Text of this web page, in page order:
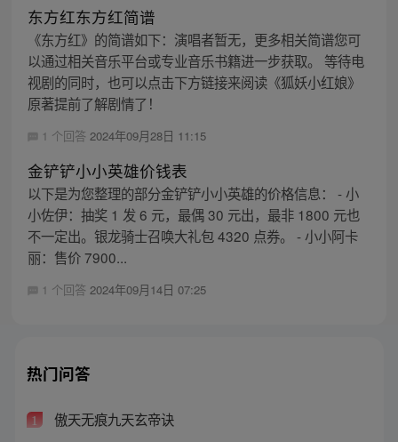
东方红东方红简谱
《东方红》的简谱如下：演唱者暂无，更多相关简谱您可
以通过相关音乐平台或专业音乐书籍进一步获取。 等待电
视剧的同时，也可以点击下方链接来阅读《狐妖小红娘》
原著提前了解剧情了！
1 个回答 2024年09月28日 11:15
金铲铲小小英雄价钱表
以下是为您整理的部分金铲铲小小英雄的价格信息： - 小
小佐伊：抽奖 1 发 6 元，最偶 30 元出，最非 1800 元也
不一定出。银龙骑士召唤大礼包 4320 点券。 - 小小阿卡
丽：售价 7900...
1 个回答 2024年09月14日 07:25
热门问答
1 傲天无痕九天玄帝诀